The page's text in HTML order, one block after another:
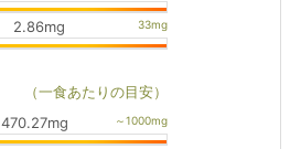
2.86mg
（一食あたりの目安）
470.27mg